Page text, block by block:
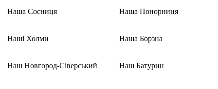
Наша Сосниця
Наші Холми
Наш Новгород-Сіверський
Наша Понорниця
Наша Борзна
Наш Батурин